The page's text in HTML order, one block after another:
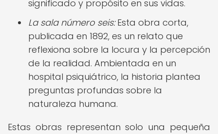
significado y propósito en sus vidas.
La sala número seis:Esta obra corta,
publicada en 1892, es un relato que
reflexiona sobre la locura y la percepción
de la realidad. Ambientada en un
hospital psiquiátrico, la historia plantea
preguntas profundas sobre la
naturaleza humana.
Estas obras representan solo una pequeña